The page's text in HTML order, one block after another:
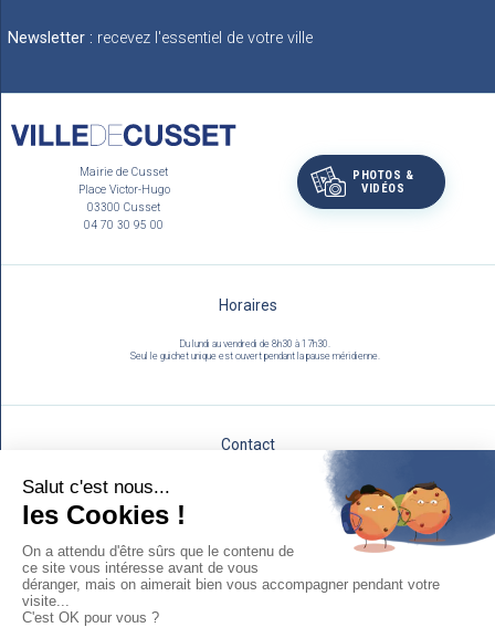
Newsletter : recevez l'essentiel de votre ville
Mairie de Cusset
Place Victor-Hugo
03300 Cusset
04 70 30 95 00
PHOTOS &
VIDÉOS
Horaires
Du lundi au vendredi de 8h30 à 17h30.
Seul le guichet unique est ouvert pendant la pause méridienne.
Contact